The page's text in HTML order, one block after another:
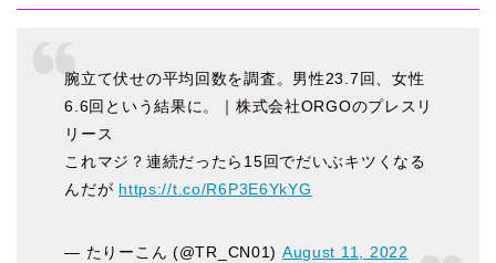
腕立て伏せの平均回数を調査。男性23.7回、女性
6.6回という結果に。｜株式会社ORGOのプレスリ
リース
これマジ？連続だったら15回でだいぶキツくなる
んだが https://t.co/R6P3E6YkYG
— たりーこん (@TR_CN01) August 11, 2022